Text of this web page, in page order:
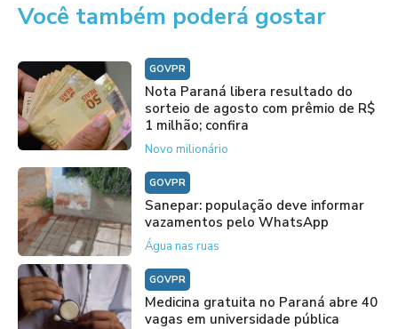
Você também poderá gostar
GOVPR
Nota Paraná libera resultado do
sorteio de agosto com prêmio de R$
1 milhão; confira
Novo milionário
GOVPR
Sanepar: população deve informar
vazamentos pelo WhatsApp
Água nas ruas
GOVPR
Medicina gratuita no Paraná abre 40
vagas em universidade pública